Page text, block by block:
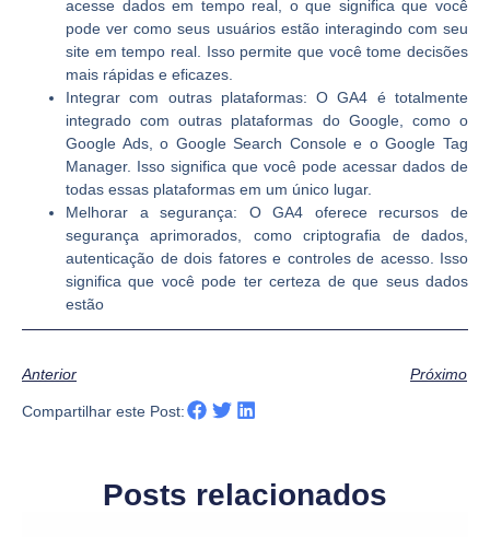
acesse dados em tempo real, o que significa que você
pode ver como seus usuários estão interagindo com seu
site em tempo real. Isso permite que você tome decisões
mais rápidas e eficazes.
Integrar com outras plataformas: O GA4 é totalmente
integrado com outras plataformas do Google, como o
Google Ads, o Google Search Console e o Google Tag
Manager. Isso significa que você pode acessar dados de
todas essas plataformas em um único lugar.
Melhorar a segurança: O GA4 oferece recursos de
segurança aprimorados, como criptografia de dados,
autenticação de dois fatores e controles de acesso. Isso
significa que você pode ter certeza de que seus dados
estão
Anterior Próximo
Compartilhar este Post:
Posts relacionados